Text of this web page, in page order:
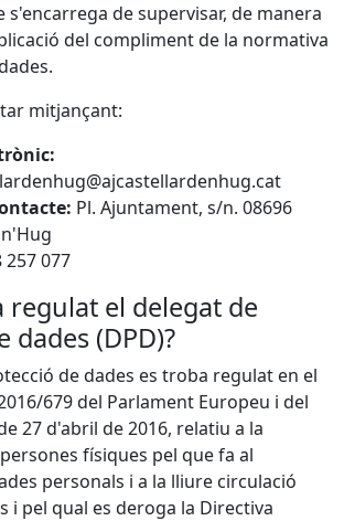
s'encarrega de supervisar, de manera
del compliment de la normativa
mitjançant:
Pl. Ajuntament, s/n. 08696
257 077
regulat el delegat de
dades (DPD)?
de dades es troba regulat en el
679 del Parlament Europeu i del
27 d'abril de 2016, relatiu a la
físiques pel que fa al
personals i a la lliure circulació
i pel qual es deroga la Directiva